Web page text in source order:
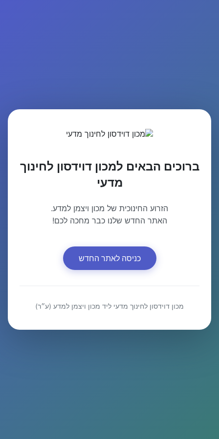
ברוכים הבאים למכון דוידסון לחינוך
מדעי
הזרוע החינוכית של מכון ויצמן למדע.
האתר החדש שלנו כבר מחכה לכם!
כניסה לאתר החדש
מכון דוידסון לחינוך מדעי ליד מכון ויצמן למדע (ע״ר)